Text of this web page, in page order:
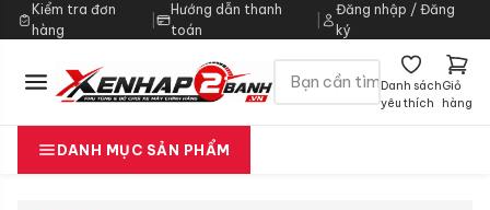
Kiểm tra đơn
hàng
|
Hướng dẫn thanh
toán
Đăng nhập / Đăng
ký
Danh sách
yêu thích
Giỏ
hàng
DANH MỤC SẢN PHẨM